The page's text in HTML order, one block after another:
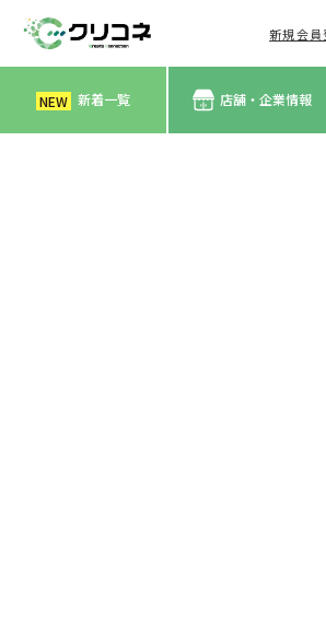
新規会員
NEW 新着一覧 店舗・企業情報